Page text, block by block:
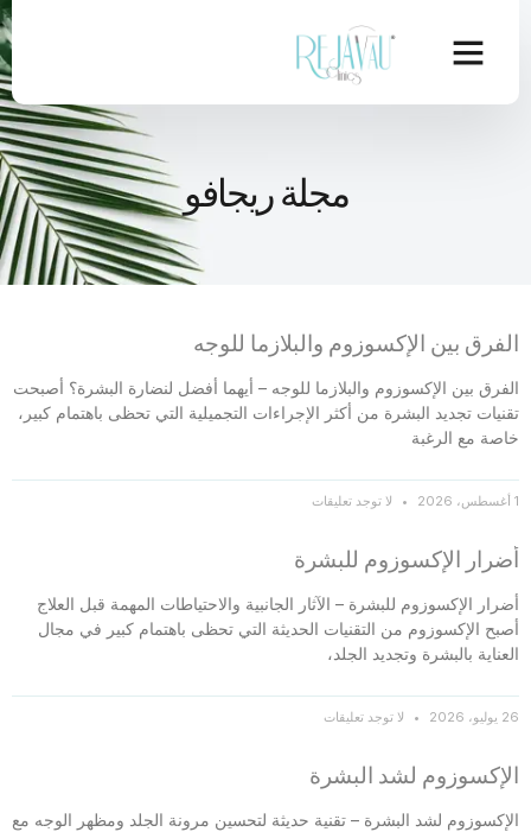
مجلة ريجافو
الفرق بين الإكسوزوم والبلازما للوجه
الفرق بين الإكسوزوم والبلازما للوجه – أيهما أفضل لنضارة البشرة؟ أصبحت
تقنيات تجديد البشرة من أكثر الإجراءات التجميلية التي تحظى باهتمام كبير،
خاصة مع الرغبة
1 أغسطس، 2026 لا توجد تعليقات
أضرار الإكسوزوم للبشرة
أضرار الإكسوزوم للبشرة – الآثار الجانبية والاحتياطات المهمة قبل العلاج
أصبح الإكسوزوم من التقنيات الحديثة التي تحظى باهتمام كبير في مجال
العناية بالبشرة وتجديد الجلد،
26 يوليو، 2026 لا توجد تعليقات
الإكسوزوم لشد البشرة
الإكسوزوم لشد البشرة – تقنية حديثة لتحسين مرونة الجلد ومظهر الوجه مع